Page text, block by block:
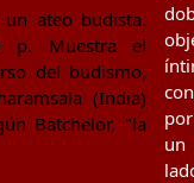
un ateo budista.
p. Muestra el
del budismo,
(India)
Batchelor, "la
por
un